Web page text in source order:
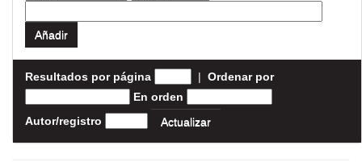
Resultados por página | Ordenar por
En orden
Autor/registro